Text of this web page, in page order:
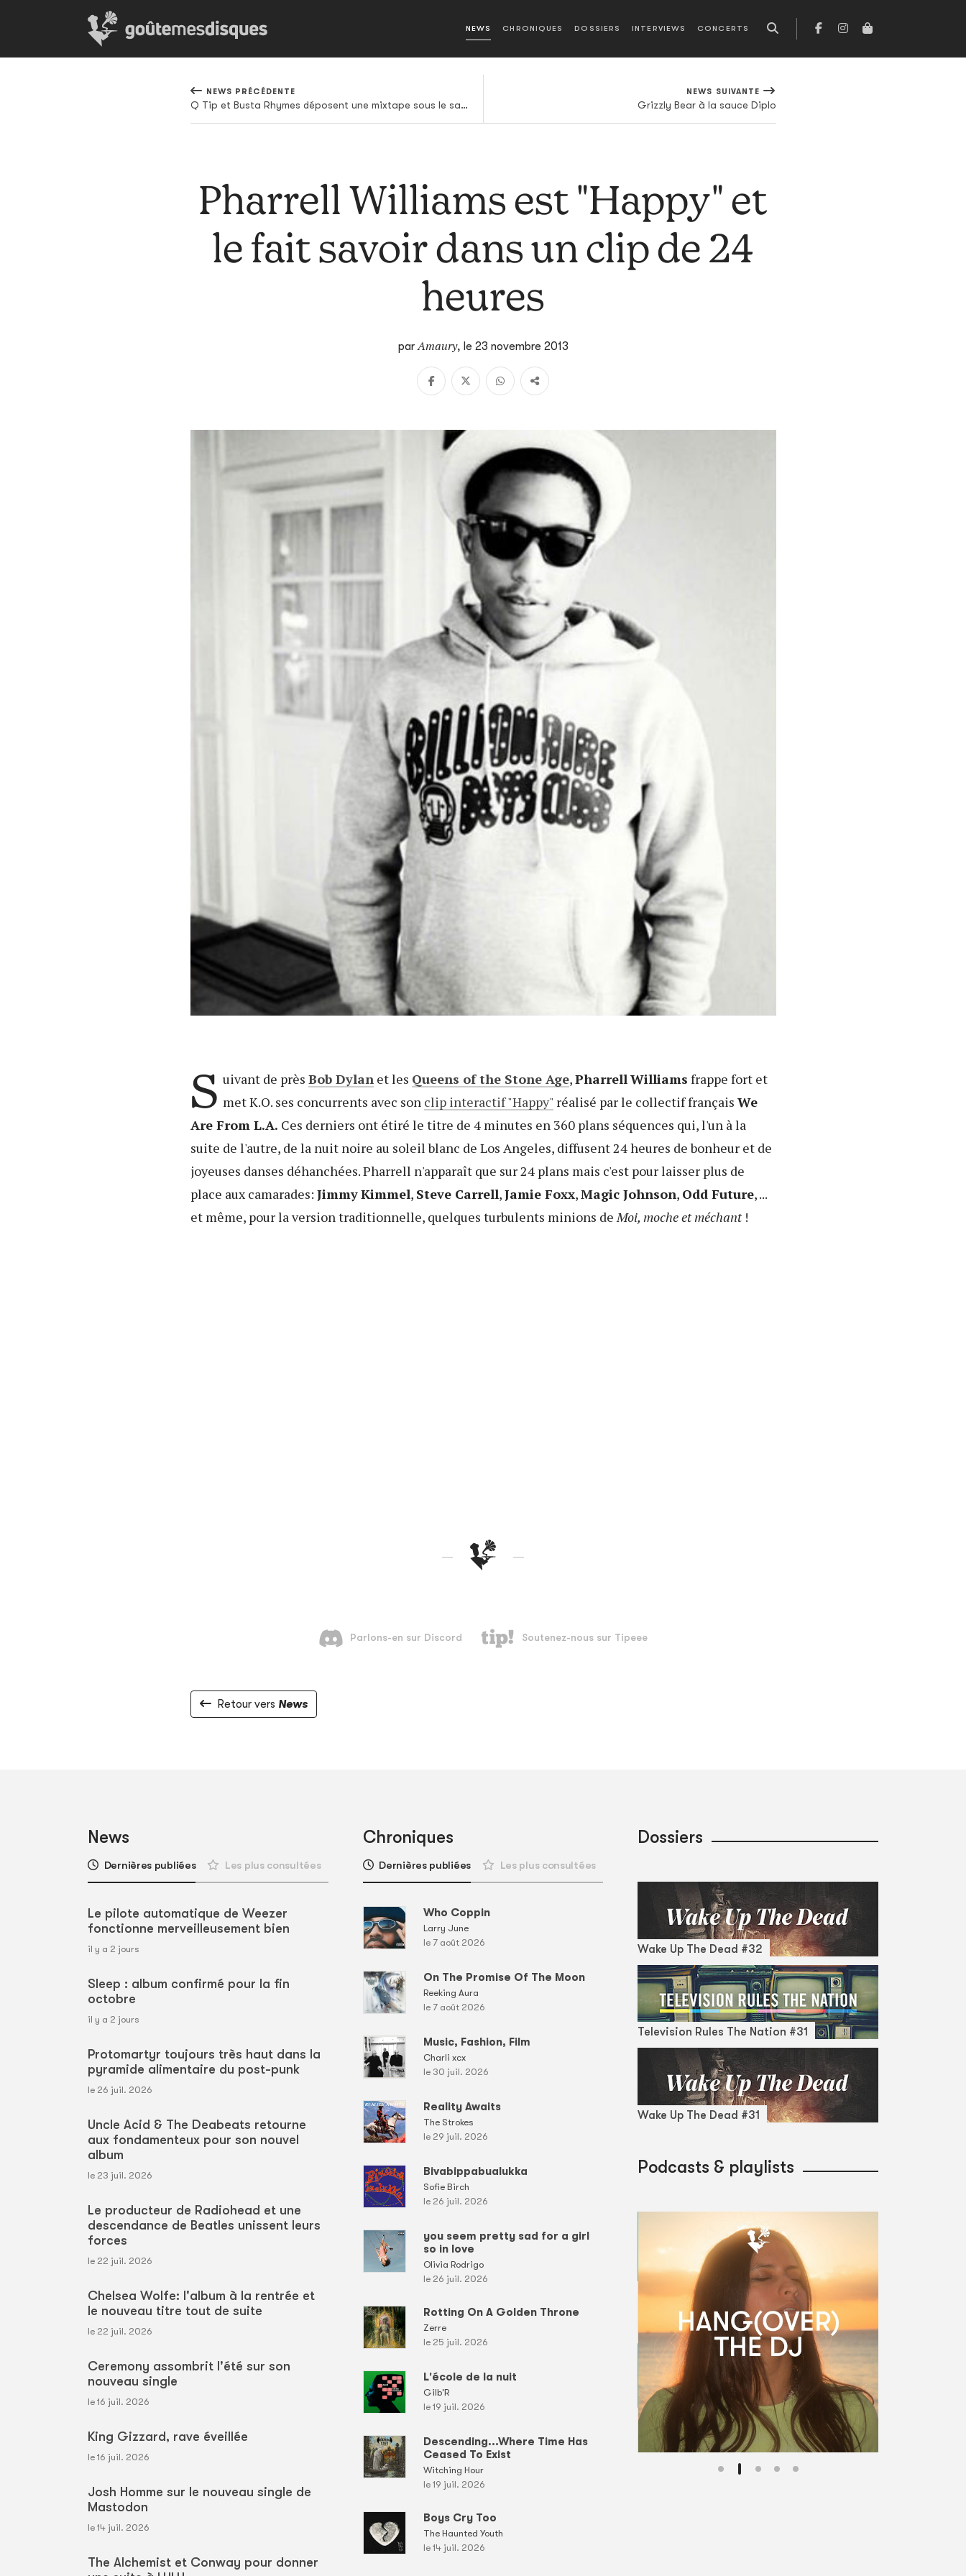
NEWS CHRONIQUES DOSSIERS INTERVIEWS CONCERTS
NEWS PRÉCÉDENTE
Q Tip et Busta Rhymes déposent une mixtape sous le sapin
NEWS SUIVANTE
Grizzly Bear à la sauce Diplo
Pharrell Williams est "Happy" et
le fait savoir dans un clip de 24
heures
parAmaury, le 23 novembre 2013
S uivant de près Bob Dylanet les Queens of the Stone Age,PharrellWilliams frappe fort et
met K.O. ses concurrents avec son clip interactif "Happy"réalisé par le collectif français We
Are From L.A. Ces derniers ont étiré le titre de 4 minutes en 360 plans séquences qui, l'un à la
suite de l'autre, de la nuit noire au soleil blanc de Los Angeles, diffusent 24 heures de bonheur et de
joyeuses danses déhanchées. Pharrell n'apparaît que sur 24 plans mais c'est pour laisser plus de
place aux camarades: JimmyKimmel, Steve Carrell,Jamie Foxx,Magic Johnson, Odd Future, ...
et même, pour la version traditionnelle, quelques turbulents minions deMoi, moche et méchant!
Retour vers News
News
Dernières publiées Les plus consultées
Le pilote automatique de Weezer
fonctionne merveilleusement bien
il y a 2 jours
Sleep : album confirmé pour la fin
octobre
il y a 2 jours
Protomartyr toujours très haut dans la
pyramide alimentaire du post-punk
le 26 juil. 2026
Uncle Acid & The Deabeats retourne
aux fondamenteux pour son nouvel
album
le 23 juil. 2026
Le producteur de Radiohead et une
descendance de Beatles unissent leurs
forces
le 22 juil. 2026
Chelsea Wolfe: l'album à la rentrée et
le nouveau titre tout de suite
le 22 juil. 2026
Ceremony assombrit l'été sur son
nouveau single
le 16 juil. 2026
King Gizzard, rave éveillée
le 16 juil. 2026
Josh Homme sur le nouveau single de
Mastodon
le 14 juil. 2026
The Alchemist et Conway pour donner
Chroniques
Dernières publiées Les plus consultées
Who Coppin
Larry June
le 7 août 2026
On The Promise Of The Moon
Reeking Aura
le 7 août 2026
Music, Fashion, Film
Charli xcx
le 30 juil. 2026
Reality Awaits
The Strokes
le 29 juil. 2026
Bivabippabualukka
Sofie Birch
le 26 juil. 2026
you seem pretty sad for a girl
so in love
Olivia Rodrigo
le 26 juil. 2026
Rotting On A Golden Throne
Zerre
le 25 juil. 2026
L'école de la nuit
Gilb'R
le 19 juil. 2026
Descending...Where Time Has
Ceased To Exist
Witching Hour
le 19 juil. 2026
Boys Cry Too
The Haunted Youth
le 14 juil. 2026
Dossiers
Wake Up The Dead #32
Television Rules The Nation #31
Wake Up The Dead #31
Podcasts & playlists